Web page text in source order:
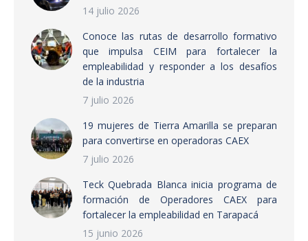
14 julio 2026
Conoce las rutas de desarrollo formativo
que impulsa CEIM para fortalecer la
empleabilidad y responder a los desafíos
de la industria
7 julio 2026
19 mujeres de Tierra Amarilla se preparan
para convertirse en operadoras CAEX
7 julio 2026
Teck Quebrada Blanca inicia programa de
formación de Operadores CAEX para
fortalecer la empleabilidad en Tarapacá
15 junio 2026